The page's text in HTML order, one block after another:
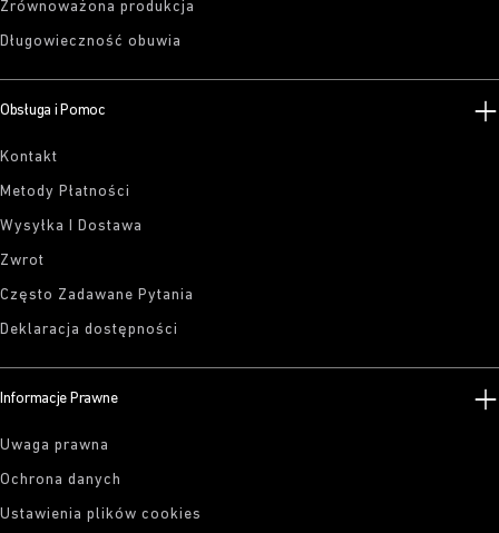
Zrównoważona produkcja
Długowieczność obuwia
Obsługa i Pomoc
Kontakt
Metody Płatności
Wysyłka I Dostawa
Zwrot
Często Zadawane Pytania
Deklaracja dostępności
Informacje Prawne
Uwaga prawna
Ochrona danych
Ustawienia plików cookies